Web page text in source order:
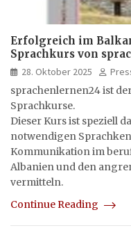
Erfolgreich im
Sprachkurs von
28. Oktober 2025
sprachenlernen24 ist
Sprachkurse.
Dieser Kurs ist speziell
notwendigen
Kommunikation im
Albanien und den
vermitteln.
Continue Reading